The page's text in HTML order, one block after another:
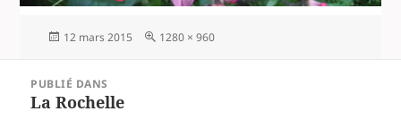
Publié
12 mars 2015
Taille
1280 × 960
PUBLIÉ DANS
La Rochelle